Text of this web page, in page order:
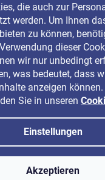
die auch zur
werden. Um Ihnen
zu können,
dieser
wir nur unbedingt
was bedeutet, dass
anzeigen können.
Sie in unseren
Einstellungen
Akzeptieren
und Rabatte
LAVONIO.de. Alle